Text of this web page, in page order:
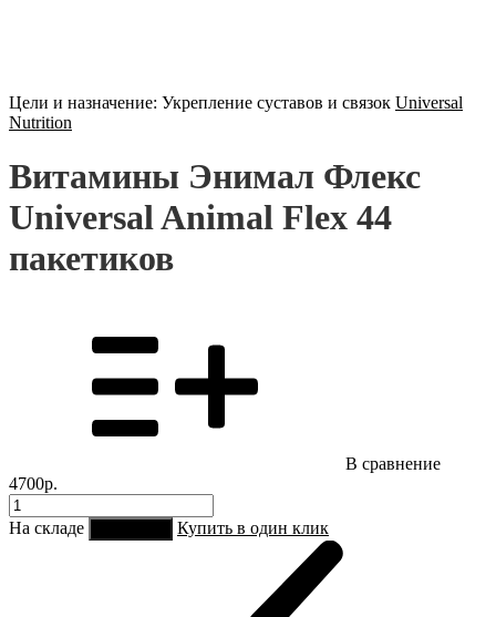
Цели и назначение: Укрепление суставов и связок Universal
Nutrition
Витамины Энимал Флекс
Universal Animal Flex 44
пакетиков
В сравнение
4700р.
На складе Купить в один клик